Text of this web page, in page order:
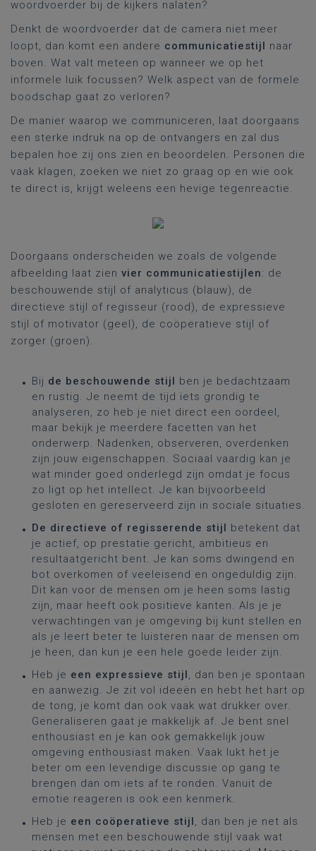
woordvoerder bij de kijkers nalaten?
Denkt de woordvoerder dat de camera niet meer
loopt, dan komt een andere communicatiestijl naar
boven. Wat valt meteen op wanneer we op het
informele luik focussen? Welk aspect van de formele
boodschap gaat zo verloren?
De manier waarop we communiceren, laat doorgaans
een sterke indruk na op de ontvangers en zal dus
bepalen hoe zij ons zien en beoordelen. Personen die
vaak klagen, zoeken we niet zo graag op en wie ook
te direct is, krijgt weleens een hevige tegenreactie.
Doorgaans onderscheiden we zoals de volgende
afbeelding laat zien vier communicatiestijlen: de
beschouwende stijl of analyticus (blauw), de
directieve stijl of regisseur (rood), de expressieve
stijl of motivator (geel), de coöperatieve stijl of
zorger (groen).
Bij de beschouwende stijl ben je bedachtzaam
en rustig. Je neemt de tijd iets grondig te
analyseren, zo heb je niet direct een oordeel,
maar bekijk je meerdere facetten van het
onderwerp. Nadenken, observeren, overdenken
zijn jouw eigenschappen. Sociaal vaardig kan je
wat minder goed onderlegd zijn omdat je focus
zo ligt op het intellect. Je kan bijvoorbeeld
gesloten en gereserveerd zijn in sociale situaties.
De directieve of regisserende stijl betekent dat
je actief, op prestatie gericht, ambitieus en
resultaatgericht bent. Je kan soms dwingend en
bot overkomen of veeleisend en ongeduldig zijn.
Dit kan voor de mensen om je heen soms lastig
zijn, maar heeft ook positieve kanten. Als je je
verwachtingen van je omgeving bij kunt stellen en
als je leert beter te luisteren naar de mensen om
je heen, dan kun je een hele goede leider zijn.
Heb je een expressieve stijl, dan ben je spontaan
en aanwezig. Je zit vol ideeën en hebt het hart op
de tong, je komt dan ook vaak wat drukker over.
Generaliseren gaat je makkelijk af. Je bent snel
enthousiast en je kan ook gemakkelijk jouw
omgeving enthousiast maken. Vaak lukt het je
beter om een levendige discussie op gang te
brengen dan om iets af te ronden. Vanuit de
emotie reageren is ook een kenmerk.
Heb je een coöperatieve stijl, dan ben je net als
mensen met een beschouwende stijl vaak wat